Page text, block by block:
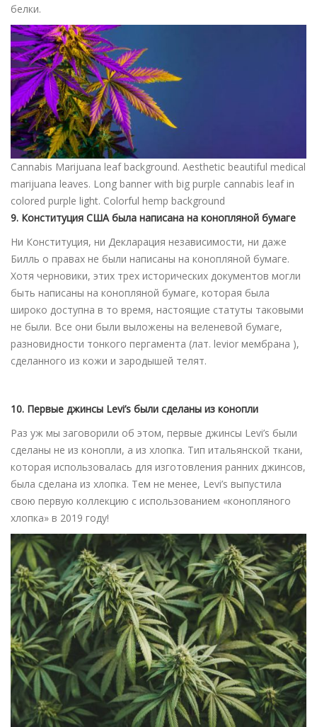
белки.
Cannabis Marijuana leaf background. Aesthetic beautiful medical
marijuana leaves. Long banner with big purple cannabis leaf in
colored purple light. Colorful hemp background
9. Конституция США была написана на конопляной бумаге
Ни Конституция, ни Декларация независимости, ни даже
Билль о правах не были написаны на конопляной бумаге.
Хотя черновики, этих трех исторических документов могли
быть написаны на конопляной бумаге, которая была
широко доступна в то время, настоящие статуты таковыми
не были. Все они были выложены на веленевой бумаге,
разновидности тонкого пергамента (лат. levior мембрана ),
сделанного из кожи и зародышей телят.
10. Первые джинсы Levi’s были сделаны из конопли
Раз уж мы заговорили об этом, первые джинсы Levi’s были
сделаны не из конопли, а из хлопка. Тип итальянской ткани,
которая использовалась для изготовления ранних джинсов,
была сделана из хлопка. Тем не менее, Levi’s выпустила
свою первую коллекцию с использованием «конопляного
хлопка» в 2019 году!